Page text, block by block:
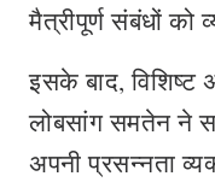
मैत्रीपूर्ण संबंधों
इसके बाद, विशिष्ट
लोबसांग समतेन ने
अपनी प्रसन्नता